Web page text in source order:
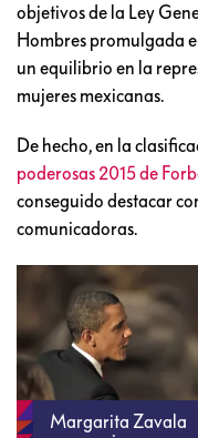
objetivos de la Ley
Hombres promulgada
un equilibrio en la
mujeres mexicanas.
De hecho, en la
poderosas 2015 de
conseguido destacar
comunicadoras.
Margarita Zavala